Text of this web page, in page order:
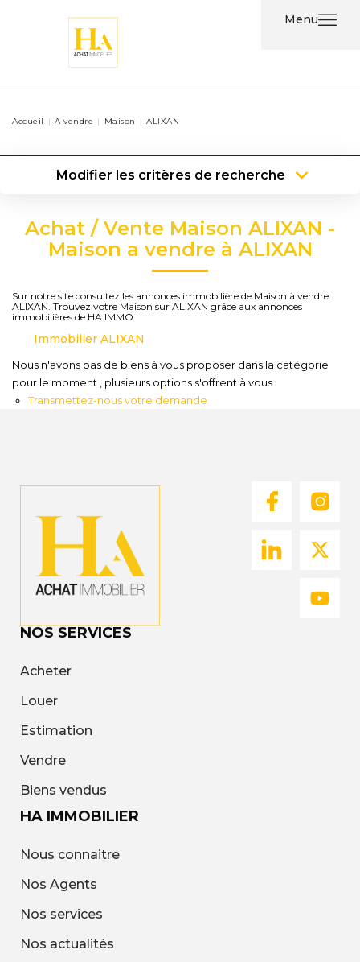
Menu
Nos
Nos
Contact
Nous
Bien
Accueil A vendre Maison ALIXAN
Modifier les critères de recherche
Type de bien
Type de bien
Surface min
Créer une alerte
Achat / Vente Maison ALIXAN -
Maison a vendre à ALIXAN
Sur notre site consultez les annonces immobilière de Maison à vendre
ALIXAN. Trouvez votre Maison sur ALIXAN grâce aux annonces
immobilières de HA.IMMO.
Immobilier ALIXAN
Nous n'avons pas de biens à vous proposer dans la catégorie
pour le moment , plusieurs options s'offrent à vous :
Transmettez-nous votre demande
HA IMMOBILIER
Nous connaitre
Nos Agents
Nos services
Nos actualités
NOS SERVICES
Acheter
Louer
Estimation
Vendre
Biens vendus